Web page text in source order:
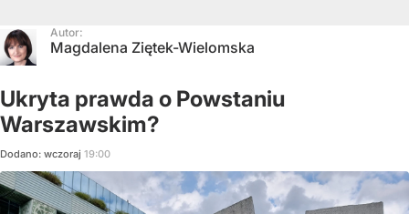
Autor:
Magdalena Ziętek-Wielomska
Ukryta prawda o Powstaniu
Warszawskim?
Dodano: wczoraj 19:00